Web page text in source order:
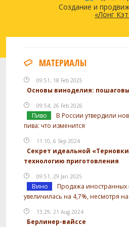
Создание и
«Лонг
МАТЕРИАЛЫ
09:51, 18 Feb 2025
Основы виноделия:
09:54, 26 Feb 2026
Пиво
В России утвердили
пива: что изменится
11:10, 6 Sep 2024
Секрет идеальной
технологию приготовления
09:51, 29 Jan 2025
Вино
Продажа иностранных
увеличилась на 4,7%, несмотря
13:29, 21 Aug 2024
Берлинер-вайссе